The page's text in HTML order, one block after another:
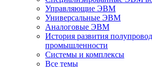
Управляющие ЭВМ
Универсальные ЭВМ
Аналоговые ЭВМ
История развития
промышленности
Системы и комплексы
Все темы